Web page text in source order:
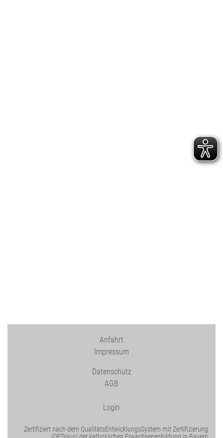
Anfahrt
Impressum
Datenschutz
AGB
Login
Zertifiziert nach dem QualitätsEntwicklungsSystem mit Zertifizierung